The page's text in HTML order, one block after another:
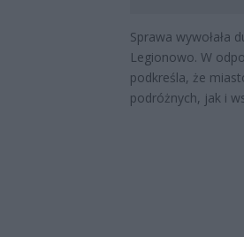
Sprawa wywołała
Legionowo. W
podkreśla, że
podróżnych, jak i